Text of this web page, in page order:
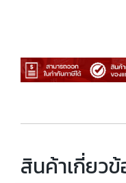
สินค้าเกี่ยว